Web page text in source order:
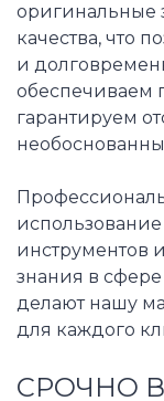
оригинальные
качества, что
и
обеспечиваем
гарантируем
инструментов
знания в
делают нашу
для каждого
СРОЧНО